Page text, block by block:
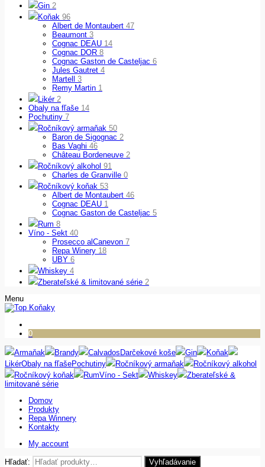
Gin 2
Koňak 96
Albert de Montaubert 47
Beaumont 3
Cognac DEAU 14
Cognac DOR 8
Cognac Gaston de Casteljac 6
Jules Gautret 4
Martell 3
Remy Martin 1
Likér 2
Obaly na fľaše 14
Pochutiny 7
Ročníkový armaňak 50
Baron de Sigognac 2
Bas Vaghi 46
Château Bordeneuve 2
Ročníkový alkohol 91
Charles de Granville 0
Ročníkový koňak 53
Albert de Montaubert 46
Cognac DEAU 1
Cognac Gaston de Casteljac 5
Rum 8
Víno - Sekt 40
Prosecco alCanevon 7
Repa Winery 18
UBY 6
Whiskey 4
Zberateľské & limitované série 2
Menu
0
Armaňak Brandy CalvadosDarčekové koše Gin
Koňak
LikérObaly na fľašePochutiny Ročníkový armaňak
Ročníkový alkohol
Ročníkový koňak
RumVíno - Sekt Whiskey
Zberateľské &
limitované série
Domov
Produkty
Repa Winnery
Kontakty
My account
Hľadať: Vyhľadávanie